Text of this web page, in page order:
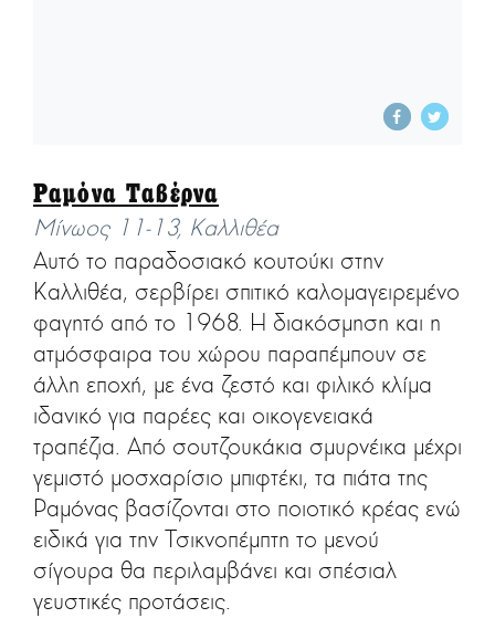
Ραμόνα Ταβέρνα
Μίνωος 11-13, Καλλιθέα
Αυτό το παραδοσιακό κουτούκι στην
Καλλιθέα, σερβίρει σπιτικό καλομαγειρεμένο
φαγητό από το 1968. Η διακόσμηση και η
ατμόσφαιρα του χώρου παραπέμπουν σε
άλλη εποχή, με ένα ζεστό και φιλικό κλίμα
ιδανικό για παρέες και οικογενειακά
τραπέζια. Από σουτζουκάκια σμυρνέικα μέχρι
γεμιστό μοσχαρίσιο μπιφτέκι, τα πιάτα της
Ραμόνας βασίζονται στο ποιοτικό κρέας ενώ
ειδικά για την Τσικνοπέμπτη το μενού
σίγουρα θα περιλαμβάνει και σπέσιαλ
γευστικές προτάσεις.